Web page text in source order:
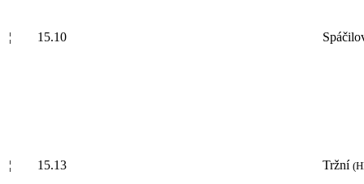
¦ 15.10
¦ 15.13 Tržní